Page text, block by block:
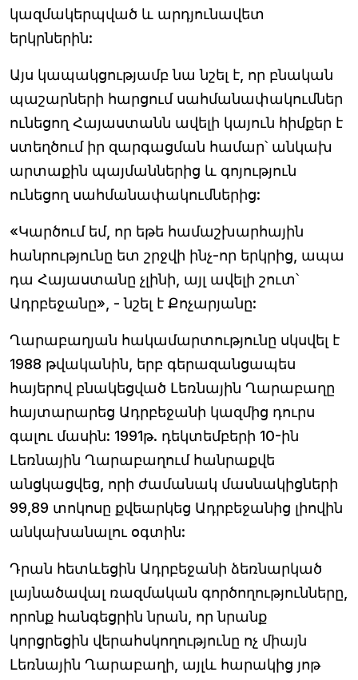
կազմակերպված և արդյունավետ
երկրներին:
Այս կապակցությամբ նա նշել է, որ բնական
պաշարների հարցում սահմանափակումներ
ունեցող Հայաստանն ավելի կայուն հիմքեր է
ստեղծում իր զարգացման համար՝ անկախ
արտաքին պայմաններից և գոյություն
ունեցող սահմանափակումներից:
«Կարծում եմ, որ եթե համաշխարհային
հանրությունը ետ շրջվի ինչ-որ երկրից, ապա
դա Հայաստանը չլինի, այլ ավելի շուտ՝
Ադրբեջանը», - նշել է Քոչարյանը:
Ղարաբաղյան հակամարտությունը սկսվել է
1988 թվականին, երբ գերազանցապես
հայերով բնակեցված Լեռնային Ղարաբաղը
հայտարարեց Ադրբեջանի կազմից դուրս
գալու մասին: 1991թ. դեկտեմբերի 10-ին
Լեռնային Ղարաբաղում հանրաքվե
անցկացվեց, որի ժամանակ մասնակիցների
99,89 տոկոսը քվեարկեց Ադրբեջանից լիովին
անկախանալու օգտին:
Դրան հետևեցին Ադրբեջանի ձեռնարկած
լայնածավալ ռազմական գործողությունները,
որոնք հանգեցրին նրան, որ նրանք
կորցրեցին վերահսկողությունը ոչ միայն
Լեռնային Ղարաբաղի, այլև հարակից յոթ